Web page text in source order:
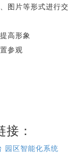
图片等形式进行交
高形象
参观
：
园区智能化系统